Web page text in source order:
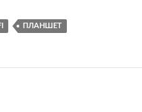
ПЛАНШЕТ